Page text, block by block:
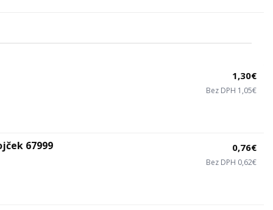
1,30€
Bez DPH 1,05€
67999 0,76€
Bez DPH 0,62€